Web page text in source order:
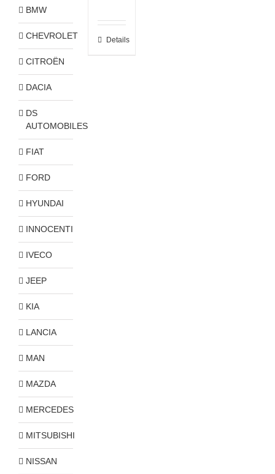
Details
BMW
CHEVROLET
CITROËN
DACIA
DS
AUTOMOBILES
FIAT
FORD
HYUNDAI
INNOCENTI
IVECO
JEEP
KIA
LANCIA
MAN
MAZDA
MERCEDES
MITSUBISHI
NISSAN